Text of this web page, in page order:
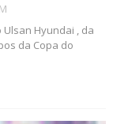
Hyundai , da
da Copa do